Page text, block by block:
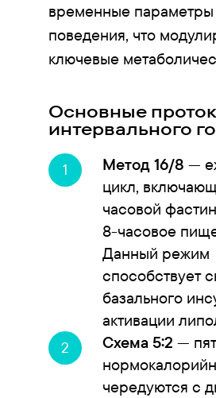
временные
поведения, что
ключевые
Основные
интервального
Метод 16/8 —
цикл,
часовой
8-часовое
Данный режим
способствует
базального
активации
Схема 5:2 —
чередуются с